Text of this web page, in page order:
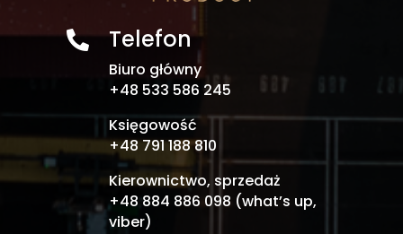
 Telefon
Biuro główny
+48 533 586 245
Księgowość
+48 791 188 810
Kierownictwo, sprzedaż
+48 884 886 098 (what’s up,
viber)